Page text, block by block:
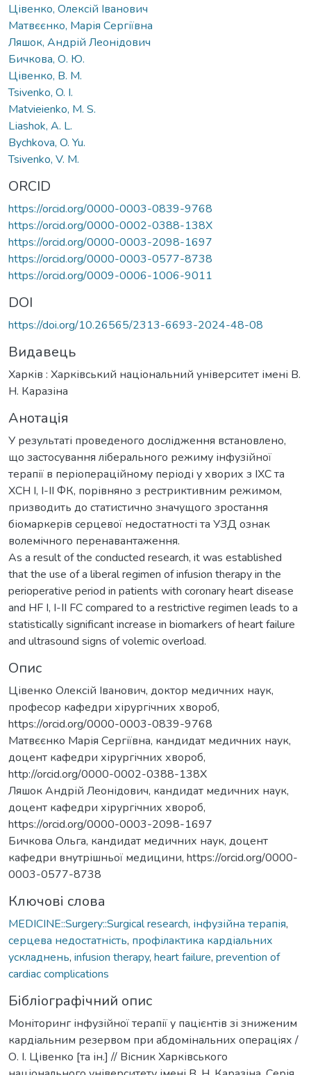
Цівенко, Олексій Іванович
Матвєєнко, Марія Сергіївна
Ляшок, Андрій Леонідович
Бичкова, О. Ю.
Цівенко, В. М.
Tsivenko, O. I.
Matvieienko, M. S.
Lіashok, A. L.
Bychkova, O. Yu.
Tsivenko, V. M.
ORCID
https://orcid.org/0000-0003-0839-9768
https://orcid.org/0000-0002-0388-138X
https://orcid.org/0000-0003-2098-1697
https://orcid.org/0000-0003-0577-8738
https://orcid.org/0009-0006-1006-9011
DOI
https://doi.org/10.26565/2313-6693-2024-48-08
Видавець
Харків : Харківський національний університет імені В.
Н. Каразіна
Анотація
У результаті проведеного дослідження встановлено,
що застосування ліберального режиму інфузійної
терапії в періопераційному періоді у хворих з ІХС та
ХСН І, І-ІІ ФК, порівняно з рестриктивним режимом,
призводить до статистично значущого зростання
біомаркерів серцевої недостатності та УЗД ознак
волемічного перенавантаження.
As a result of the conducted research, it was established
that the use of a liberal regimen of infusion therapy in the
perioperative period in patients with coronary heart disease
and HF I, I-II FC compared to a restrictive regimen leads to a
statistically significant increase in biomarkers of heart failure
and ultrasound signs of volemic overload.
Опис
Цівенко Олексій Іванович, доктор медичних наук,
професор кафедри хірургічних хвороб,
https://orcid.org/0000-0003-0839-9768
Матвєєнко Марія Сергіївна, кандидат медичних наук,
доцент кафедри хірургічних хвороб,
http://orcid.org/0000-0002-0388-138X
Ляшок Андрій Леонідович, кандидат медичних наук,
доцент кафедри хірургічних хвороб,
https://orcid.org/0000-0003-2098-1697
Бичкова Ольга, кандидат медичних наук, доцент
кафедри внутрішньої медицини, https://orcid.org/0000-
0003-0577-8738
Ключові слова
MEDICINE::Surgery::Surgical research, інфузійна терапія,
серцева недостатність, профілактика кардіальних
ускладнень, infusion therapy, heart failure, prevention of
cardiac complications
Бібліографічний опис
Моніторинг інфузійної терапії у пацієнтів зі зниженим
кардіальним резервом при абдомінальних операціях /
О. І. Цівенко [та ін.] // Вісник Харківського